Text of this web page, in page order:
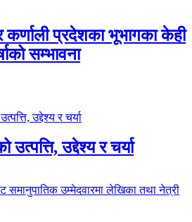
कर्णाली प्रदेशका भूभागका केही
सम्भावना
उद्देश्य र चर्या